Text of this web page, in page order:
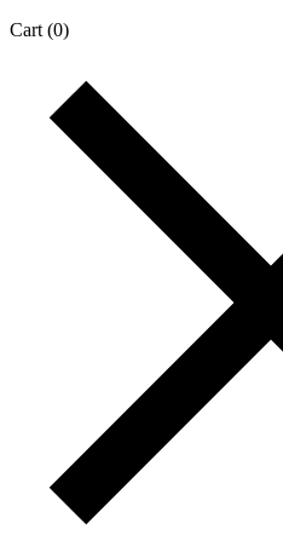
Cart (0)